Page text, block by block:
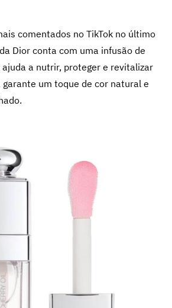
comentados no TikTok no último
Dior conta com uma infusão de
a nutrir, proteger e revitalizar
garante um toque de cor natural e